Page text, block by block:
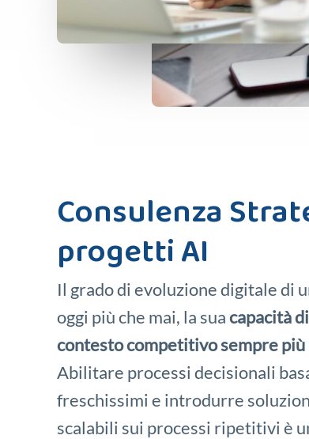
Consulenza
progetti AI
Il grado di evoluzione digitale di
oggi più che mai, la suacapacità
contesto competitivo sempre
Abilitare processi decisionali
freschissimi e introdurre
scalabili sui processi ripetitivi è